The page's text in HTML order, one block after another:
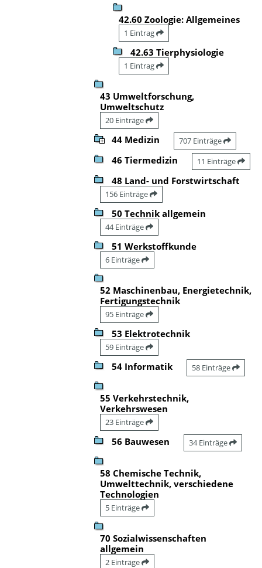
42.60 Zoologie: Allgemeines
1 Eintrag
42.63 Tierphysiologie
1 Eintrag
43 Umweltforschung,
Umweltschutz
20 Einträge
44 Medizin 707 Einträge
46 Tiermedizin 11 Einträge
48 Land- und Forstwirtschaft
156 Einträge
50 Technik allgemein
44 Einträge
51 Werkstoffkunde
6 Einträge
52 Maschinenbau, Energietechnik,
Fertigungstechnik
95 Einträge
53 Elektrotechnik
59 Einträge
54 Informatik 58 Einträge
55 Verkehrstechnik,
Verkehrswesen
23 Einträge
56 Bauwesen 34 Einträge
58 Chemische Technik,
Umwelttechnik, verschiedene
Technologien
5 Einträge
70 Sozialwissenschaften
allgemein
2 Einträge